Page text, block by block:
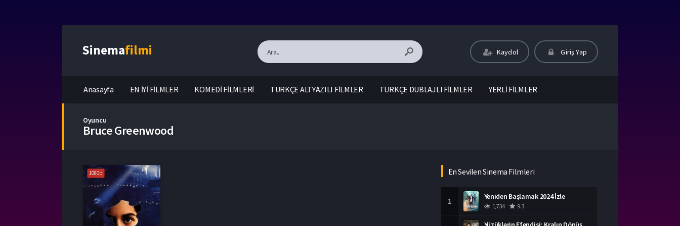
Sinemafilmi Kaydol Giriş Yap
Anasayfa EN İYİ FİLMLER KOMEDİ FİLMLERİ TÜRKÇE ALTYAZILI FİLMLER TÜRKÇE DUBLAJLI FİLMLER YERLİ FİLMLER
Oyuncu
Bruce Greenwood
1080p En Sevilen Sinema Filmleri
1 Yeniden Başlamak 2024 İzle
1,734 9.3